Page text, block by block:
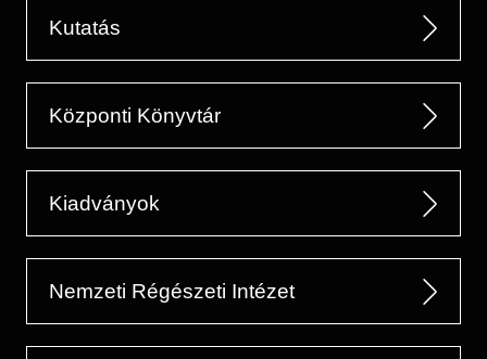
Kutatás
Központi Könyvtár
Kiadványok
Nemzeti Régészeti Intézet